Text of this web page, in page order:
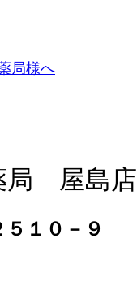
局様へ
局 屋島店
１０－９